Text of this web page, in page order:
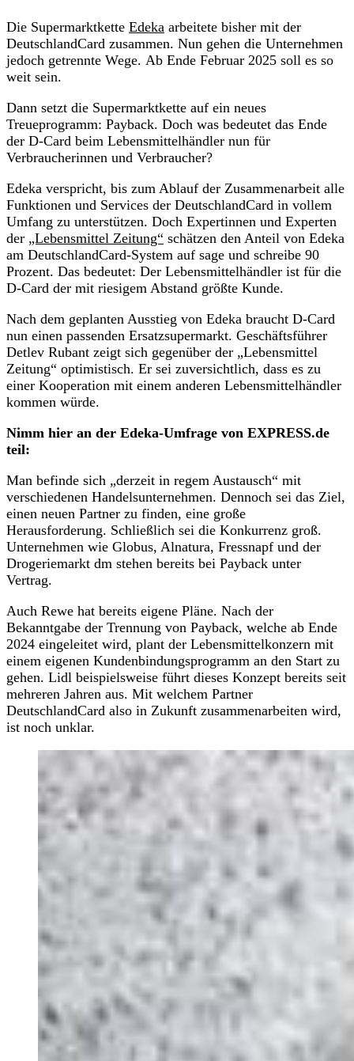
Die Supermarktkette Edeka arbeitete bisher mit der
DeutschlandCard zusammen. Nun gehen die Unternehmen
jedoch getrennte Wege. Ab Ende Februar 2025 soll es so
weit sein.
Dann setzt die Supermarktkette auf ein neues
Treueprogramm: Payback. Doch was bedeutet das Ende
der D-Card beim Lebensmittelhändler nun für
Verbraucherinnen und Verbraucher?
Edeka verspricht, bis zum Ablauf der Zusammenarbeit alle
Funktionen und Services der DeutschlandCard in vollem
Umfang zu unterstützen. Doch Expertinnen und Experten
der „Lebensmittel Zeitung“ schätzen den Anteil von Edeka
am DeutschlandCard-System auf sage und schreibe 90
Prozent. Das bedeutet: Der Lebensmittelhändler ist für die
D-Card der mit riesigem Abstand größte Kunde.
Nach dem geplanten Ausstieg von Edeka braucht D-Card
nun einen passenden Ersatzsupermarkt. Geschäftsführer
Detlev Rubant zeigt sich gegenüber der „Lebensmittel
Zeitung“ optimistisch. Er sei zuversichtlich, dass es zu
einer Kooperation mit einem anderen Lebensmittelhändler
kommen würde.
Nimm hier an der Edeka-Umfrage von EXPRESS.de
teil:
Man befinde sich „derzeit in regem Austausch“ mit
verschiedenen Handelsunternehmen. Dennoch sei das Ziel,
einen neuen Partner zu finden, eine große
Herausforderung. Schließlich sei die Konkurrenz groß.
Unternehmen wie Globus, Alnatura, Fressnapf und der
Drogeriemarkt dm stehen bereits bei Payback unter
Vertrag.
Auch Rewe hat bereits eigene Pläne. Nach der
Bekanntgabe der Trennung von Payback, welche ab Ende
2024 eingeleitet wird, plant der Lebensmittelkonzern mit
einem eigenen Kundenbindungsprogramm an den Start zu
gehen. Lidl beispielsweise führt dieses Konzept bereits seit
mehreren Jahren aus. Mit welchem Partner
DeutschlandCard also in Zukunft zusammenarbeiten wird,
ist noch unklar.